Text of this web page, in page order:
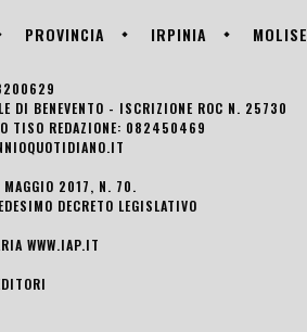
PROVINCIA IRPINIA MOLISE
DI BENEVENTO - ISCRIZIONE ROC N. 25730
TISO REDAZIONE: 082450469
MAGGIO 2017, N. 70.
DECRETO LEGISLATIVO
WWW.IAP.IT